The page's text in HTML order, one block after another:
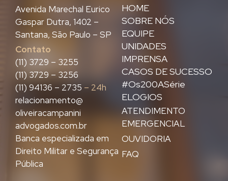
HOME
SOBRE NÓS
EQUIPE
UNIDADES
IMPRENSA
CASOS DE SUCESSO
#Os200ASérie
ELOGIOS
ATENDIMENTO
EMERGENCIAL
OUVIDORIA
FAQ
Avenida Marechal Eurico
Gaspar Dutra, 1402 –
Santana, São Paulo – SP
Contato
(11) 3729 – 3255
(11) 3729 – 3256
(11) 94136 – 2735 – 24h
relacionamento@
oliveiracampanini
advogados.com.br
Banca especializada em
Direito Militar e Segurança
Pública